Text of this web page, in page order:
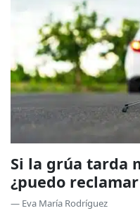
Si la grúa tarda
¿puedo
— Eva María Rodríguez